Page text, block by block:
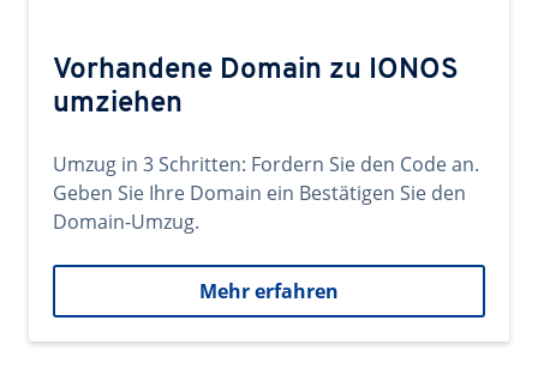
Vorhandene Domain zu IONOS
umziehen
Umzug in 3 Schritten: Fordern Sie den Code an.
Geben Sie Ihre Domain ein Bestätigen Sie den
Domain-Umzug.
Mehr erfahren